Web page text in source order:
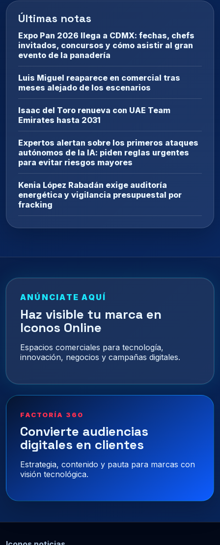
Últimas notas
Expo Pan 2026 llega a CDMX: fechas, chefs
invitados, concursos y cómo asistir al gran
evento de la panadería
Luis Miguel reaparece en comercial tras
meses alejado de los escenarios
Isaac del Toro renueva con UAE Team
Emirates hasta 2031
Expertos alertan sobre los primeros ataques
autónomos de la IA: piden reglas urgentes
para evitar riesgos mayores
Kenia López Rabadán exige auditoría
energética y vigilancia presupuestal por
fracking
ANÚNCIATE AQUÍ
Haz visible tu marca en
Iconos Online
Espacios comerciales para tecnología,
innovación, negocios y campañas digitales.
FACTORÍA 360
Convierte audiencias
digitales en clientes
Estrategia, contenido y pauta para marcas con
visión tecnológica.